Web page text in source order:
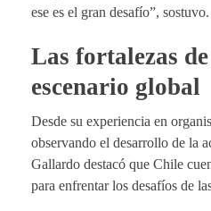
ese es el gran desafío”, sostuvo.
Las fortalezas
escenario global
Desde su experiencia en
observando el desarrollo de la
Gallardo destacó que Chile
para enfrentar los desafíos de